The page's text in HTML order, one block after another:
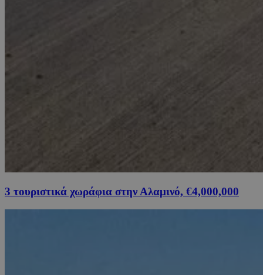
3 τουριστικά χωράφια στην Αλαμινό, €4,000,000